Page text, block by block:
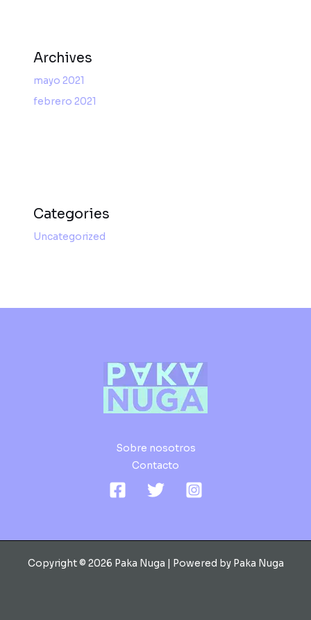
Archives
mayo 2021
febrero 2021
Categories
Uncategorized
Sobre nosotros
Contacto
Copyright © 2026 Paka Nuga | Powered by Paka Nuga